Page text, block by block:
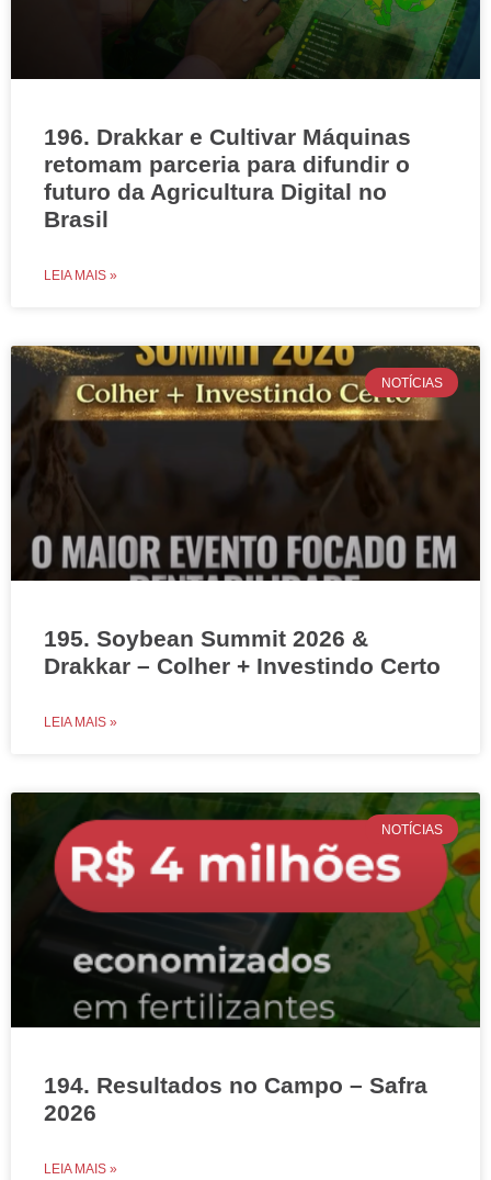
196. Drakkar e Cultivar Máquinas
retomam parceria para difundir o
futuro da Agricultura Digital no
Brasil
LEIA MAIS »
NOTÍCIAS
195. Soybean Summit 2026 &
Drakkar – Colher + Investindo Certo
LEIA MAIS »
NOTÍCIAS
194. Resultados no Campo – Safra
2026
LEIA MAIS »